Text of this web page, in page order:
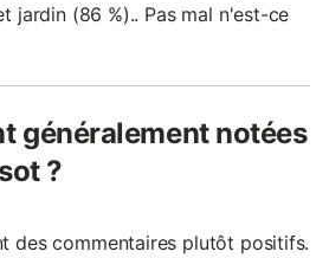
jardin (86 %).. Pas mal n'est-ce
généralement notées
?
des commentaires plutôt positifs.